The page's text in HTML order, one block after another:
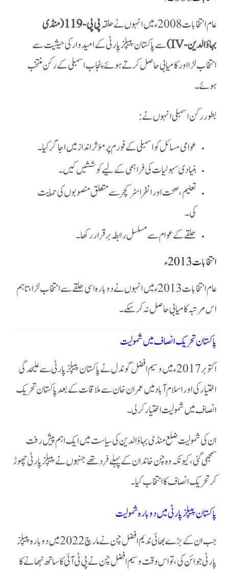
عام انتخابات 2008ء میں انہوں نے حلقہ
پی پی-119 (منڈی
بہاؤالدین-IV)
سے پاکستان پیپلز پارٹی کے امیدوار کی حیثیت سے
انتخاب لڑا اور کامیابی حاصل کرتے ہوئے پنجاب اسمبلی کے رکن منتخب
ہوئے۔
بطور رکن اسمبلی انہوں نے:
عوامی مسائل کو اسمبلی کے فورم پر مؤثر انداز میں اجاگر کیا۔
بنیادی سہولیات کی فراہمی کے لیے کوششیں کیں۔
تعلیم، صحت اور انفراسٹرکچر سے متعلق منصوبوں کی حمایت
کی۔
حلقے کے عوام سے مسلسل رابطہ برقرار رکھا۔
انتخابات 2013ء
عام انتخابات 2013ء میں انہوں نے دوبارہ اسی حلقے سے انتخاب لڑا، تاہم
اس مرتبہ کامیابی حاصل نہ کر سکے۔
پاکستان تحریک انصاف میں شمولیت
اکتوبر 2017ء میں وسیم افضل گوندل نے پاکستان پیپلز پارٹی سے علیحدگی
اختیار کی اور اسلام آباد میں عمران خان سے ملاقات کے بعد پاکستان تحریک
انصاف میں شمولیت اختیار کر لی۔
ان کی شمولیت ضلع منڈی بہاؤالدین کی سیاست میں ایک اہم پیش رفت
سمجھی گئی، کیونکہ وہ چن خاندان کے پہلے فرد تھے جنہوں نے پیپلز پارٹی چھوڑ
کر تحریک انصاف کا انتخاب کیا۔
پاکستان پیپلز پارٹی میں دوبارہ شمولیت
جب ان کے بڑے بھائی ندیم افضل چن نے مارچ 2022 میں دوبارہ پیپلز
پارٹی جوائن کی، تو اس وقتوسیم افضل چن نے پی ٹی آئی کا ساتھ نبھانے کا